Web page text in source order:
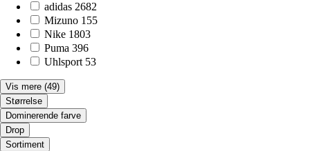
adidas 2682
Mizuno 155
Nike 1803
Puma 396
Uhlsport 53
Vis mere (49)
Størrelse
Dominerende farve
Drop
Sortiment